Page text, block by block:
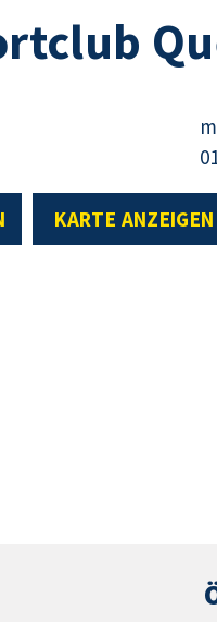
KARTE ANZEIGEN